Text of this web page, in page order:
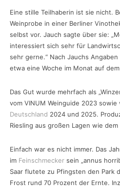
Eine stille Teilhaberin ist sie nicht.
Weinprobe in einer Berliner
selbst vor. Jauch sagte über sie:
interessiert sich sehr für
sehr gerne.“ Nach Jauchs
etwa eine Woche im Monat auf
Das Gut wurde mehrfach als
vom VINUM Weinguide 2023 sowie
Deutschland 2024 und 2025.
Riesling aus großen Lagen wie
Einfach war es nicht immer. Das
im Feinschmecker sein „annus
Saar flutete zu Pfingsten den Park
Frost rund 70 Prozent der Ernte.